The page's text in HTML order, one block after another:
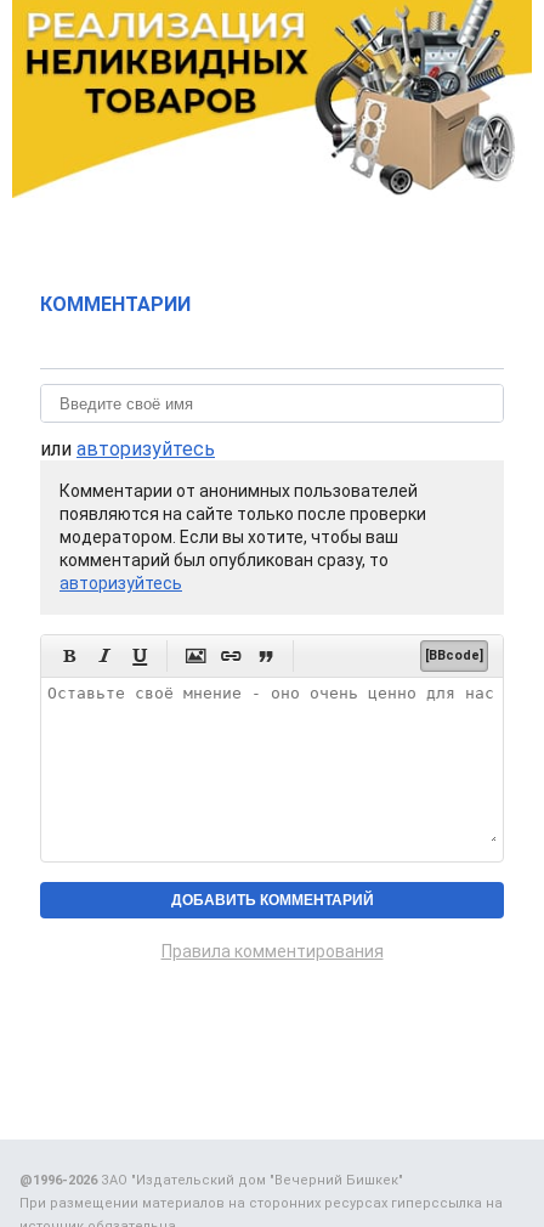
КОММЕНТАРИИ
или авторизуйтесь
Комментарии от анонимных пользователей
появляются на сайте только после проверки
модератором. Если вы хотите, чтобы ваш
комментарий был опубликован сразу, то
авторизуйтесь
      [BBcode]
Правила комментирования
@1996-2026ЗАО "Издательский дом "Вечерний Бишкек"
При размещении материалов на сторонних ресурсах гиперссылка на